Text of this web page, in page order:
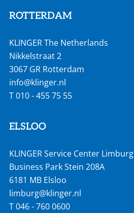
ROTTERDAM
KLINGER The Netherlands
Nikkelstraat 2
3067 GR Rotterdam
info@klinger.nl
T010 - 455 75 55
ELSLOO
KLINGER Service Center Limburg
Business Park Stein 208A
6181 MB Elsloo
limburg@klinger.nl
T046 - 760 0600